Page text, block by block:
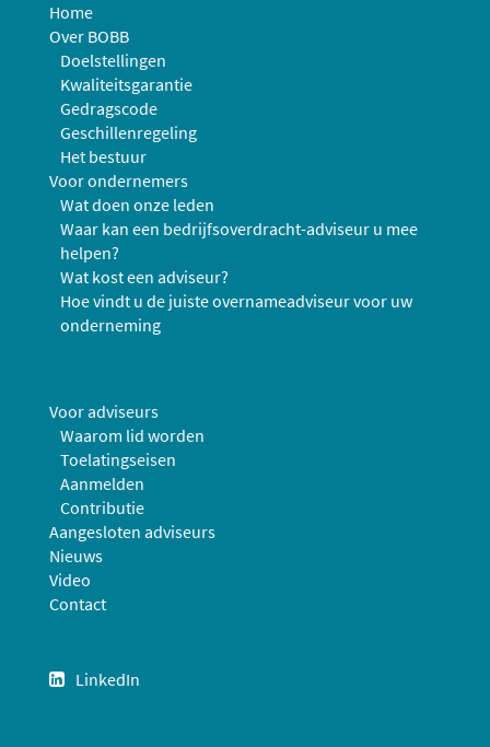
Home
Over BOBB
Doelstellingen
Kwaliteitsgarantie
Gedragscode
Geschillenregeling
Het bestuur
Voor ondernemers
Wat doen onze leden
Waar kan een bedrijfsoverdracht-adviseur u mee
helpen?
Wat kost een adviseur?
Hoe vindt u de juiste overnameadviseur voor uw
onderneming
Voor adviseurs
Waarom lid worden
Toelatingseisen
Aanmelden
Contributie
Aangesloten adviseurs
Nieuws
Video
Contact
LinkedIn